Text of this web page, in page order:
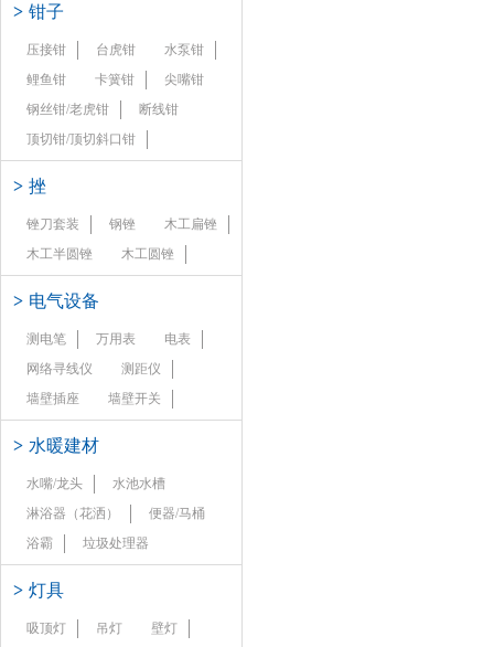
> 钳子
压接钳 台虎钳
水泵钳
鲤鱼钳
卡簧钳
尖嘴钳
钢丝钳/老虎钳
断线钳
顶切钳/顶切斜口钳
> 挫
锉刀套装 钢锉
木工扁锉
木工半圆锉
木工圆锉
> 电气设备
测电笔 万用表
电表
网络寻线仪
测距仪
墙壁插座
墙壁开关
> 水暖建材
水嘴/龙头
水池水槽
淋浴器（花洒）
便器/马桶
浴霸
垃圾处理器
> 灯具
吸顶灯 吊灯
壁灯